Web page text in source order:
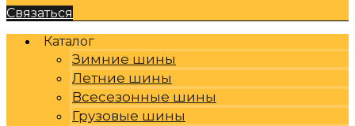
Связаться
Каталог
Зимние шины
Летние шины
Всесезонные шины
Грузовые шины